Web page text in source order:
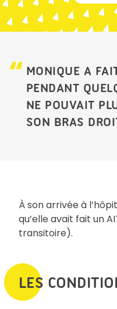
MONIQUE A
PENDANT
NE POUVAIT
SON BRAS
À son arrivée à
qu’elle avait fait un
transitoire).
LES